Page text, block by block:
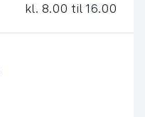
kl. 8.00 til 16.00